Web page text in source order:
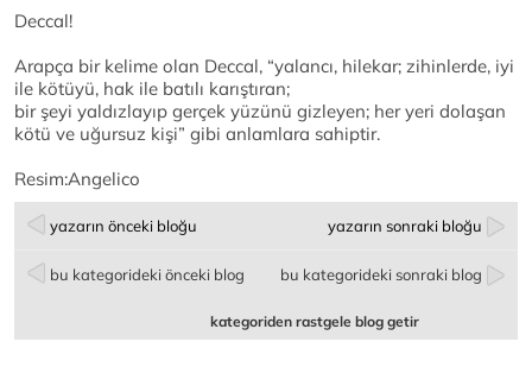
Deccal!
Arapça bir kelime olan Deccal, “yalancı, hilekar; zihinlerde, iyi
ile kötüyü, hak ile batılı karıştıran;
bir şeyi yaldızlayıp gerçek yüzünü gizleyen; her yeri dolaşan
kötü ve uğursuz kişi” gibi anlamlara sahiptir.
Resim:Angelico
yazarın önceki bloğu yazarın sonraki bloğu
bu kategorideki önceki blog bu kategorideki sonraki blog
kategoriden rastgele blog getir